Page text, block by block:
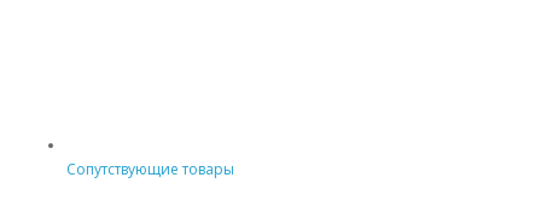
Сопутствующие товары